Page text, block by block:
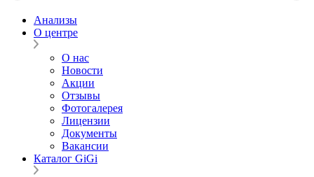
Анализы
О центре
О нас
Новости
Акции
Отзывы
Фотогалерея
Лицензии
Документы
Вакансии
Каталог GiGi